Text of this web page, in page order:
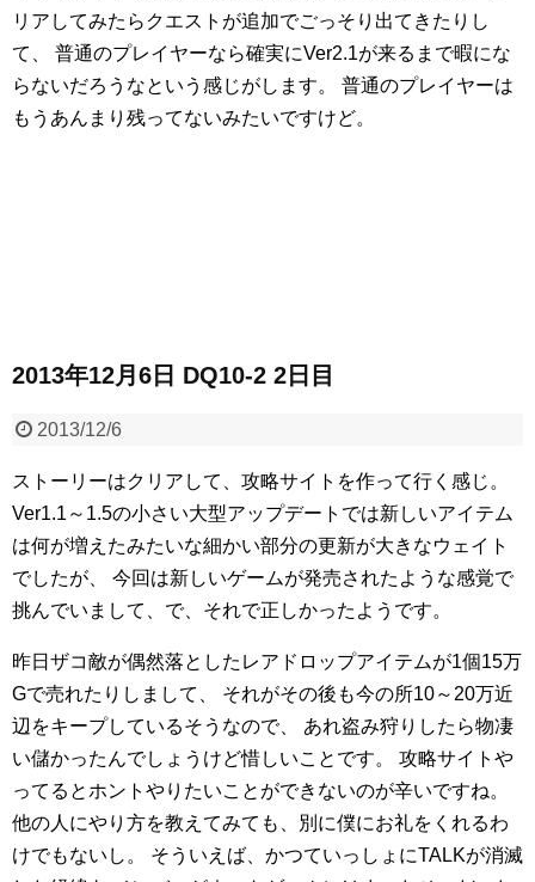
リアしてみたらクエストが追加でごっそり出てきたりし
て、
普通のプレイヤーなら確実にVer2.1が来るまで暇にな
らないだろうなという感じがします。
普通のプレイヤーは
もうあんまり残ってないみたいですけど。
2013年12月6日 DQ10-2 2日目
2013/12/6
ストーリーはクリアして、攻略サイトを作って行く感じ。
Ver1.1～1.5の小さい大型アップデートでは新しいアイテム
は何が増えたみたいな細かい部分の更新が大きなウェイト
でしたが、
今回は新しいゲームが発売されたような感覚で
挑んでいまして、で、それで正しかったようです。
昨日ザコ敵が偶然落としたレアドロップアイテムが1個15万
Gで売れたりしまして、
それがその後も今の所10～20万近
辺をキープしているそうなので、
あれ盗み狩りしたら物凄
い儲かったんでしょうけど惜しいことです。
攻略サイトや
ってるとホントやりたいことができないのが辛いですね。
他の人にやり方を教えてみても、別に僕にお礼をくれるわ
けでもないし。
そういえば、かつていっしょにTALKが消滅